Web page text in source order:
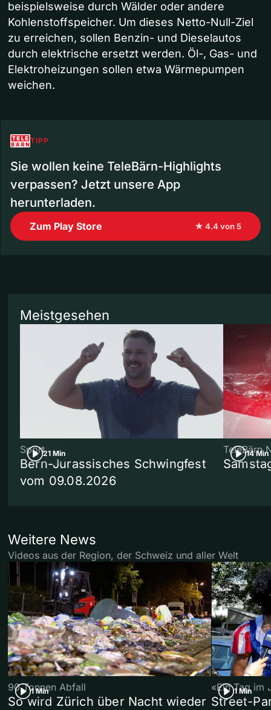
beispielsweise durch Wälder oder andere
Kohlenstoffspeicher. Um dieses Netto-Null-Ziel
zu erreichen, sollen Benzin- und Dieselautos
durch elektrische ersetzt werden. Öl-, Gas- und
Elektroheizungen sollen etwa Wärmepumpen
weichen.
TIPP
Sie wollen keine TeleBärn-Highlights
verpassen? Jetzt unsere App
herunterladen.
Zum Play Store ★ 4.4 von 5
Meistgesehen
21 Min
Sport
Bern-Jurassisches Schwingfest
vom 09.08.2026
14 Min
TeleBärn
Weitere News
Videos aus der Region, der Schweiz und aller Welt
1 Min
90 Tonnen Abfall
So wird Zürich über Nacht wieder
1 Min
«Ein Tag im
Street-